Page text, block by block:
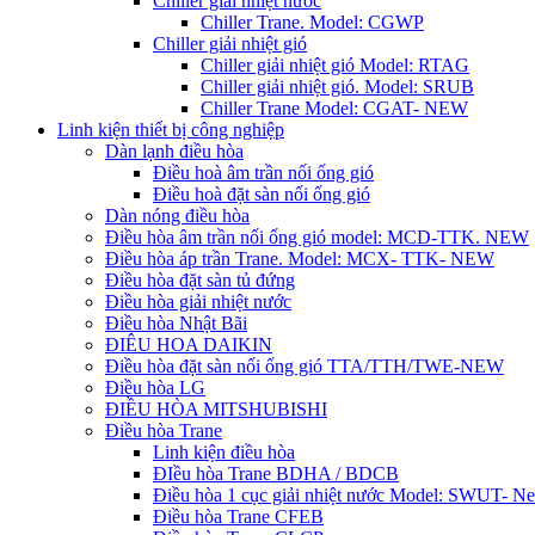
Chiller Trane. Model: CGWP
Chiller giải nhiệt gió
Chiller giải nhiệt gió Model: RTAG
Chiller giải nhiệt gió. Model: SRUB
Chiller Trane Model: CGAT- NEW
Linh kiện thiết bị công nghiệp
Dàn lạnh điều hòa
Điều hoà âm trần nối ống gió
Điều hoà đặt sàn nối ống gió
Dàn nóng điều hòa
Điều hòa âm trần nối ống gió model: MCD-TTK. NEW
Điều hòa áp trần Trane. Model: MCX- TTK- NEW
Điều hòa đặt sàn tủ đứng
Điều hòa giải nhiệt nước
Điều hòa Nhật Bãi
ĐIÊU HOA DAIKIN
Điều hòa đặt sàn nối ống gió TTA/TTH/TWE-NEW
Điều hòa LG
ĐIỀU HÒA MITSHUBISHI
Điều hòa Trane
Linh kiện điều hòa
ĐIều hòa Trane BDHA / BDCB
Điều hòa 1 cục giải nhiệt nước Model: SWUT-
Điều hòa Trane CFEB